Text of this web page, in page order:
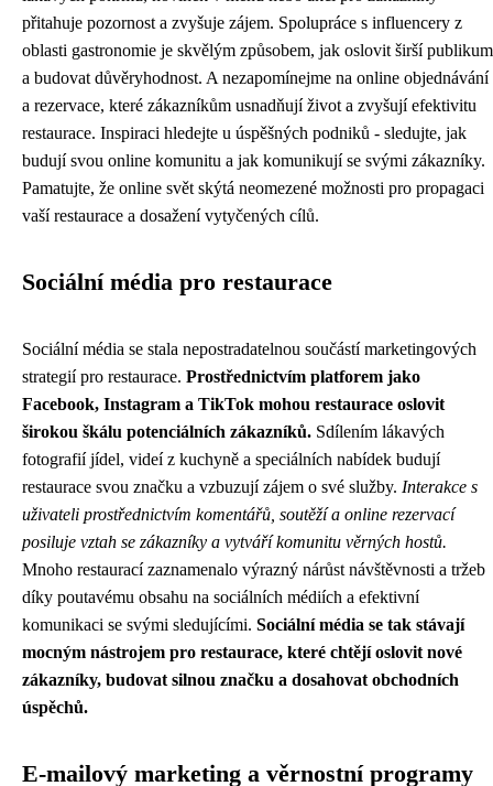
přitahuje pozornost a zvyšuje zájem. Spolupráce s influencery z
oblasti gastronomie je skvělým způsobem, jak oslovit širší publikum
a budovat důvěryhodnost. A nezapomínejme na online objednávání
a rezervace, které zákazníkům usnadňují život a zvyšují efektivitu
restaurace. Inspiraci hledejte u úspěšných podniků - sledujte, jak
budují svou online komunitu a jak komunikují se svými zákazníky.
Pamatujte, že online svět skýtá neomezené možnosti pro propagaci
vaší restaurace a dosažení vytyčených cílů.
Sociální média pro restaurace
Sociální média se stala nepostradatelnou součástí marketingových
strategií pro restaurace. Prostřednictvím platforem jako
Facebook, Instagram a TikTok mohou restaurace oslovit
širokou škálu potenciálních zákazníků. Sdílením lákavých
fotografií jídel, videí z kuchyně a speciálních nabídek budují
restaurace svou značku a vzbuzují zájem o své služby. Interakce s
uživateli prostřednictvím komentářů, soutěží a online rezervací
posiluje vztah se zákazníky a vytváří komunitu věrných hostů.
Mnoho restaurací zaznamenalo výrazný nárůst návštěvnosti a tržeb
díky poutavému obsahu na sociálních médiích a efektivní
komunikaci se svými sledujícími. Sociální média se tak stávají
mocným nástrojem pro restaurace, které chtějí oslovit nové
zákazníky, budovat silnou značku a dosahovat obchodních
úspěchů.
E-mailový marketing a věrnostní programy